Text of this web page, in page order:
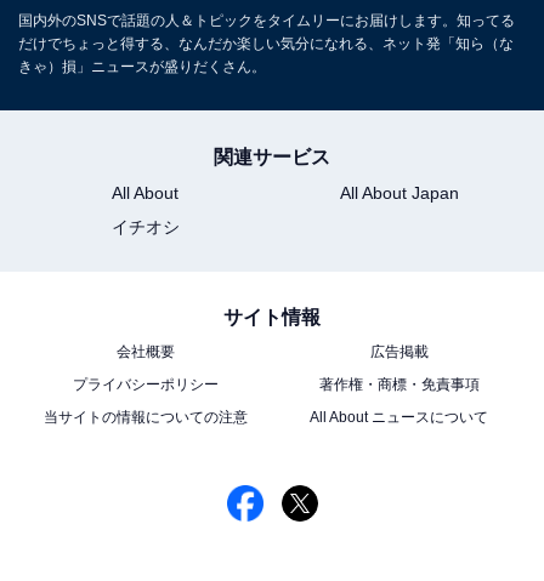
国内外のSNSで話題の人＆トピックをタイムリーにお届けします。知ってる
だけでちょっと得する、なんだか楽しい気分になれる、ネット発「知ら（な
きゃ）損」ニュースが盛りだくさん。
関連サービス
All About
All About Japan
イチオシ
サイト情報
会社概要
広告掲載
プライバシーポリシー
著作権・商標・免責事項
当サイトの情報についての注意
All About ニュースについて